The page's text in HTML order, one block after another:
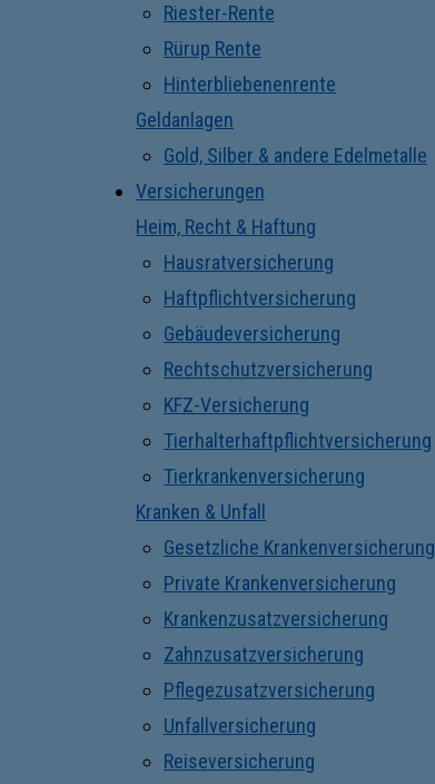
Riester-Rente
Rürup Rente
Hinterbliebenenrente
Geldanlagen
Gold, Silber & andere Edelmetalle
Versicherungen
Heim, Recht & Haftung
Hausratversicherung
Haftpflichtversicherung
Gebäudeversicherung
Rechtschutzversicherung
KFZ-Versicherung
Tierhalterhaftpflichtversicherung
Tierkrankenversicherung
Kranken & Unfall
Gesetzliche Krankenversicherung
Private Krankenversicherung
Krankenzusatzversicherung
Zahnzusatzversicherung
Pflegezusatzversicherung
Unfallversicherung
Reiseversicherung